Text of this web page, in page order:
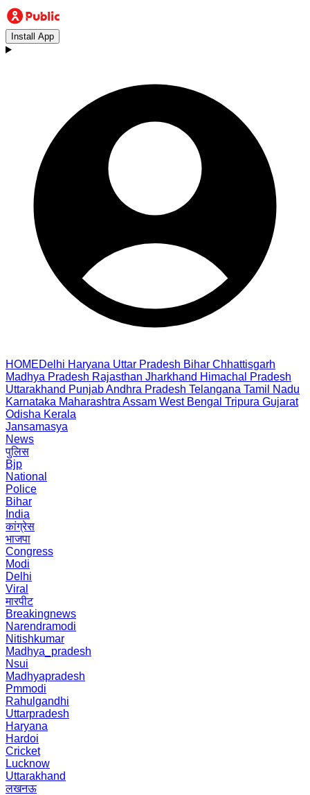
Install App
HOMEDelhi Haryana Uttar Pradesh Bihar Chhattisgarh
Madhya Pradesh Rajasthan Jharkhand Himachal Pradesh
Uttarakhand PunjabAndhra Pradesh Telangana Tamil Nadu
Karnataka Maharashtra Assam West Bengal Tripura Gujarat
Odisha Kerala
Jansamasya
News
पुलिस
Bjp
National
Police
Bihar
India
कांग्रेस
भाजपा
Congress
Modi
Delhi
Viral
मारपीट
Breakingnews
Narendramodi
Nitishkumar
Madhya_pradesh
Nsui
Madhyapradesh
Pmmodi
Rahulgandhi
Uttarpradesh
Haryana
Hardoi
Cricket
Lucknow
Uttarakhand
लखनऊ